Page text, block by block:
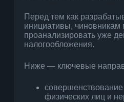
Перед тем как
инициативы, чиновникам
проанализировать уже
налогообложения.
Ниже — ключевые
физических лиц и